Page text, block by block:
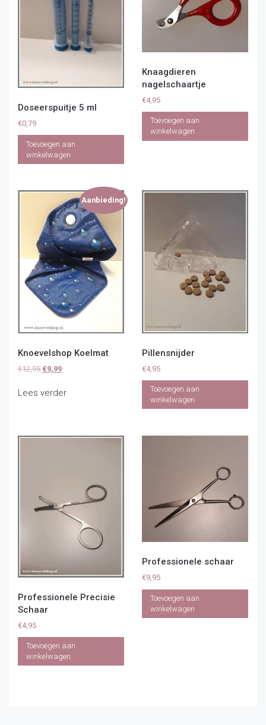
Doseerspuitje 5 ml
€0,79
Toevoegen aan
winkelwagen
Knaagdieren
nagelschaartje
€4,95
Toevoegen aan
winkelwagen
Aanbieding!
Knoevelshop Koelmat
€12,95 Oorspronkelijke
was:
€9,99Huidige
is:
Lees verder
Pillensnijder
€4,95
Toevoegen aan
winkelwagen
Professionele Precisie
Schaar
€4,95
Toevoegen aan
winkelwagen
Professionele schaar
€9,95
Toevoegen aan
winkelwagen